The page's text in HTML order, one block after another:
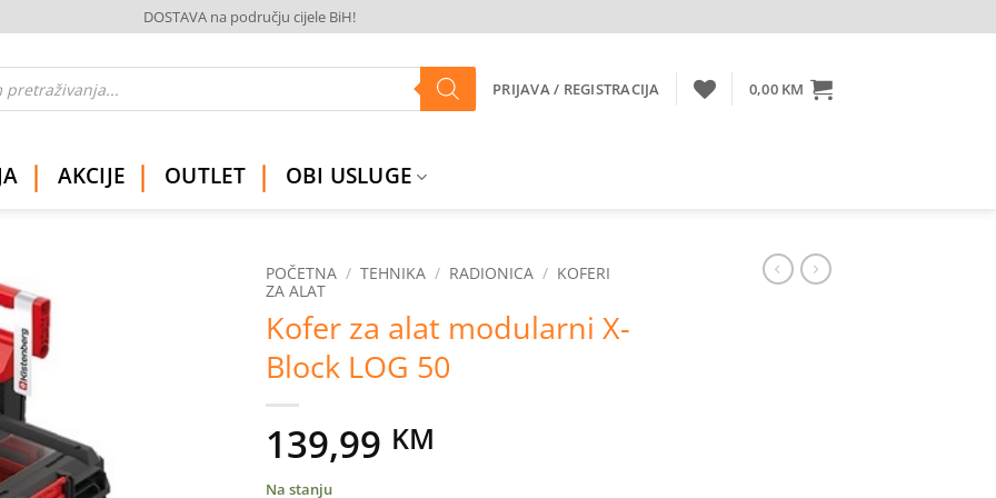
DOSTAVA na području cijele BiH!
PRIJAVA / REGISTRACIJA 0,00 KM
AKCIJE OUTLET OBI USLUGE
POČETNA / TEHNIKA / RADIONICA / KOFERI
ZA ALAT
Kofer za alat modularni X-
Block LOG 50
139,99 KM
Na stanju